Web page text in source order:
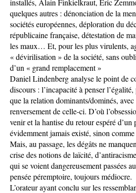
installés, Alain Finkielkraut, Éric
quelques autres : dénonciation de la
sociétés européennes, déploration du
républicaine française, détestation de
les maux… Et, pour les plus virulents,
« dévirilisation » de la société, sans
d’un « grand remplacement »
Daniel Lindenberg analyse le point de
discours : l’incapacité à penser
que la relation dominants/dominés,
renversement de celle-ci. D’où
venir et la hantise du retour espéré d’un
évidemment jamais existé, sinon comme
Mais, au passage, les dégâts ne
crise des notions de laïcité,
qui se voient dangereusement passées
pensée péremptoire, toujours médiocre.
L’orateur ayant conclu sur les